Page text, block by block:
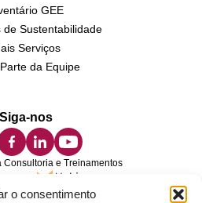
o consentimento
GEE
de Sustentabilidade
Serviços
da Equipe
Siga-nos
e Treinamentos